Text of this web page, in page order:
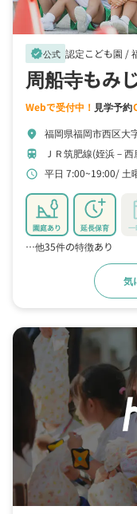
verified公式 認定こども園 /
周船寺もみ
Webで受付中！ 見学予約
location_on 福岡県福岡市西区大
train ＪＲ筑肥線(姪浜－
schedule 平日 7:00~19:00 土
園庭あり 延長保育 一
…他35件の特徴あり
気